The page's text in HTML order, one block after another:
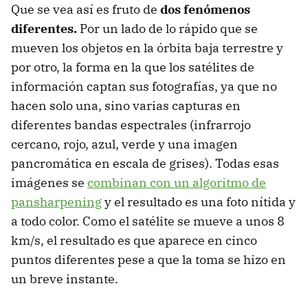
Que se vea así es fruto de dos fenómenos
diferentes. Por un lado de lo rápido que se
mueven los objetos en la órbita baja terrestre y
por otro, la forma en la que los satélites de
información captan sus fotografías, ya que no
hacen solo una, sino varias capturas en
diferentes bandas espectrales (infrarrojo
cercano, rojo, azul, verde y una imagen
pancromática en escala de grises). Todas esas
imágenes se combinan con un algoritmo de
pansharpeningy el resultado es una foto nítida y
a todo color. Como el satélite se mueve a unos 8
km/s, el resultado es que aparece en cinco
puntos diferentes pese a que la toma se hizo en
un breve instante.